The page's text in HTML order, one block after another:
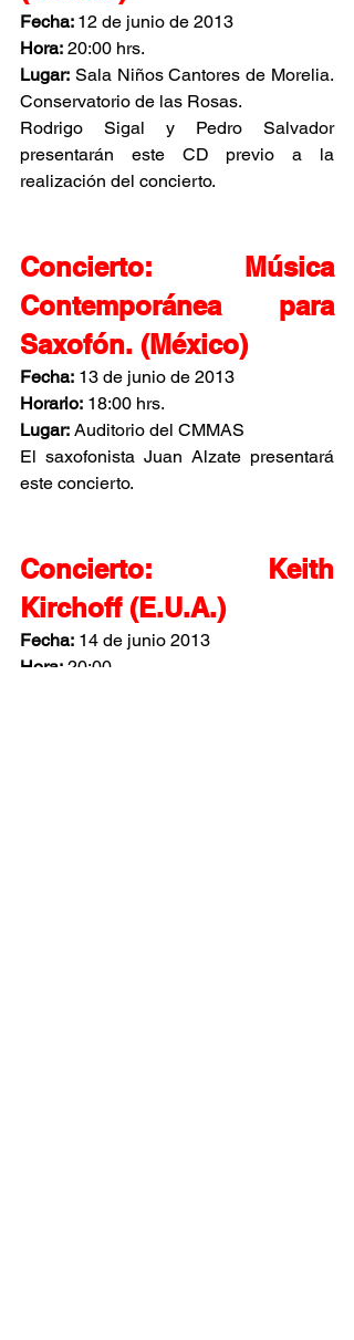
Fecha: 12 de junio de 2013
Hora: 20:00 hrs.
Lugar: Sala Niños Cantores de Morelia.
Conservatorio de las Rosas.
Rodrigo Sigal y Pedro Salvador
presentarán este CD previo a la
realización del concierto.
Concierto: Música
Contemporánea para
Saxofón. (México)
Fecha: 13 de junio de 2013
Horario: 18:00 hrs.
Lugar: Auditorio del CMMAS
El saxofonista Juan Alzate presentará
este concierto.
Concierto: Keith
Kirchoff (E.U.A.)
Fecha: 14 de junio 2013
Hora: 20:00